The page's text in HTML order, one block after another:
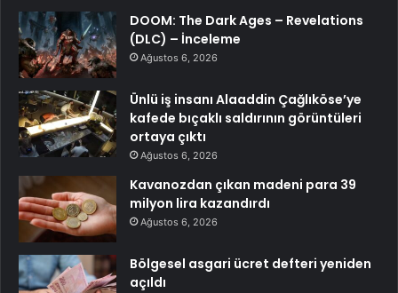
DOOM: The Dark Ages – Revelations
(DLC) – İnceleme
Ağustos 6, 2026
Ünlü iş insanı Alaaddin Çağlıköse’ye
kafede bıçaklı saldırının görüntüleri
ortaya çıktı
Ağustos 6, 2026
Kavanozdan çıkan madeni para 39
milyon lira kazandırdı
Ağustos 6, 2026
Bölgesel asgari ücret defteri yeniden
açıldı